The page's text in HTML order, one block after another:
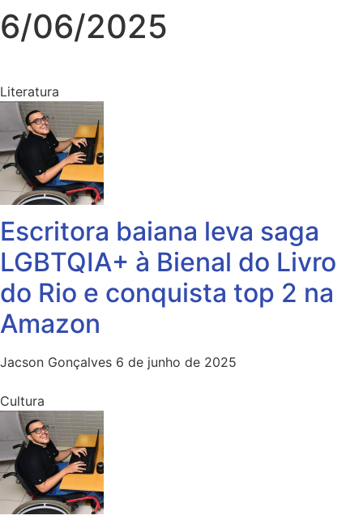
6/06/2025
Literatura
Escritora baiana leva saga
LGBTQIA+ à Bienal do Livro
do Rio e conquista top 2 na
Amazon
Jacson Gonçalves 6 de junho de 2025
Cultura